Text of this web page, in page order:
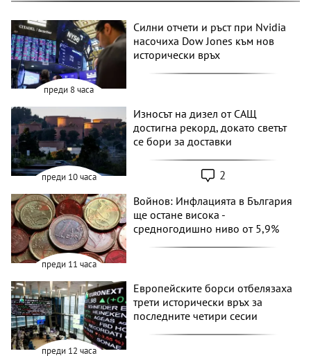
преди 8 часа
Силни отчети и ръст при Nvidia
насочиха Dow Jones към нов
исторически връх
преди 10 часа
Износът на дизел от САЩ
достигна рекорд, докато светът
се бори за доставки
2
преди 11 часа
Войнов: Инфлацията в България
ще остане висока -
средногодишно ниво от 5,9%
преди 12 часа
Европейските борси отбелязаха
трети исторически връх за
последните четири сесии